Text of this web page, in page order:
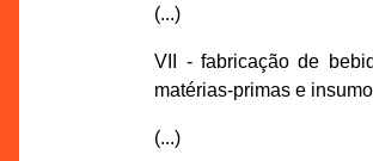
(...)
VII - fabricação de
matérias-primas e
(...)